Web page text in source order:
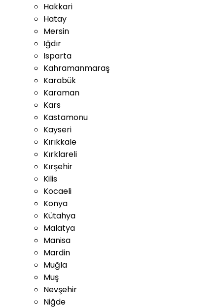
Hakkari
Hatay
Mersin
Iğdır
Isparta
Kahramanmaraş
Karabük
Karaman
Kars
Kastamonu
Kayseri
Kırıkkale
Kırklareli
Kırşehir
Kilis
Kocaeli
Konya
Kütahya
Malatya
Manisa
Mardin
Muğla
Muş
Nevşehir
Niğde